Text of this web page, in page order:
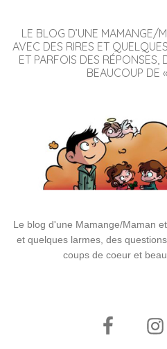
LE BLOG D’UNE MAMANGE/
AVEC DES RIRES ET
ET PARFOIS DES RÉPONSES,
BEAUCOUP DE
Le blog d'une Mamange/Maman
et quelques larmes, des
coups de coeur et